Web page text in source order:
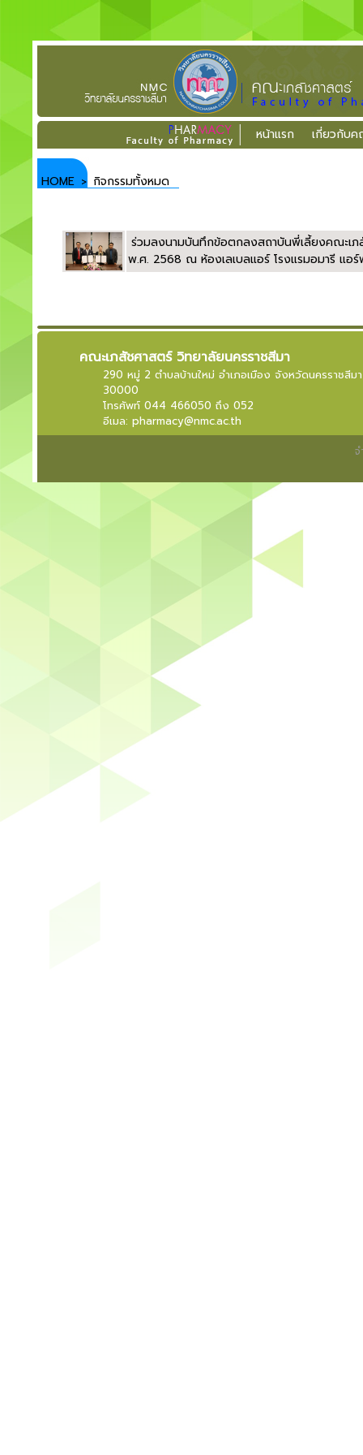
หน้าแรก เกี่ยวกับค
HOME > กิจกรรมทั้งหมด
ร่วมลงนามบันทึกข้อตกลงสถาบันพี่เลี้ยงคณะเภ
พ.ศ. 2568 ณ ห้องเลเบลแอร์ โรงแรมอมารี แอ
คณะเภสัชศาสตร์ วิทยาลัยนครราชสีมา
290 หมู่ 2 ตำบลบ้านใหม่ อำเภอเมือง จังหวัดนครราชสีมา
30000
โทรศัพท์ 044 466050 ถึง 052
อีเมล: pharmacy@nmc.ac.th
จ